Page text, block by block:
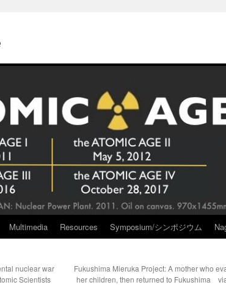
Multimedia Resources Symposium/シンポジウム
nuclear war
Scientists
Fukushima Mieruka Project: A mother who
her children, then returned to Fukushima